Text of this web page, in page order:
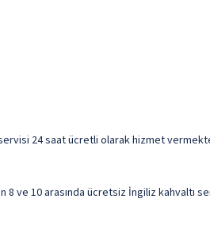
servisi 24 saat ücretli olarak hizmet
10 arasında ücretsiz İngiliz kahvaltı